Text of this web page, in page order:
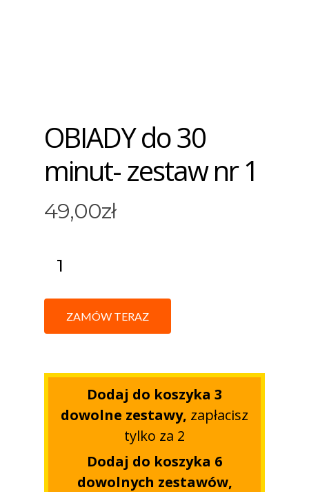
OBIADY do 30
minut- zestaw nr 1
49,00zł
ZAMÓW TERAZ
Dodaj do koszyka 3
dowolne zestawy, zapłacisz
tylko za 2
Dodaj do koszyka 6
dowolnych zestawów,